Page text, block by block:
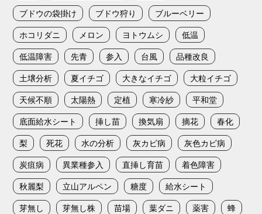
ブドウの袋掛け
ブドウ狩り
ブルーベリー
ホコリダニ
メロン ヨトウムシ
低温
低温障害
先青 参入 台風
品種改良
土壌分析
夏イチゴ 大きなイチゴ
大粒イチゴ
天候不順
太陽熱 定植 寒冷紗
平和堂
底面給水シート
挿し苗 換気扇 摘花
春化
梨
死花 水の分析 灰カビ病
灰色カビ病
炭疽病
異業種参入 直挿し育苗
着色障害
秋麗梨
立山アルペン 糖度
給水シート
芽無し
芽無し株 苗場 葉ダニ 薬害
蜂